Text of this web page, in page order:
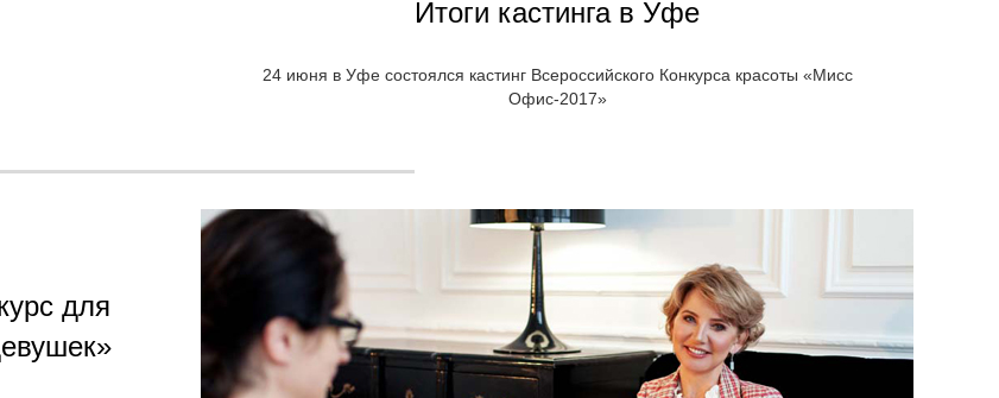
Итоги кастинга в Уфе
24 июня в Уфе состоялся кастинг Всероссийского Конкурса красоты «Мисс
Офис-2017»
для